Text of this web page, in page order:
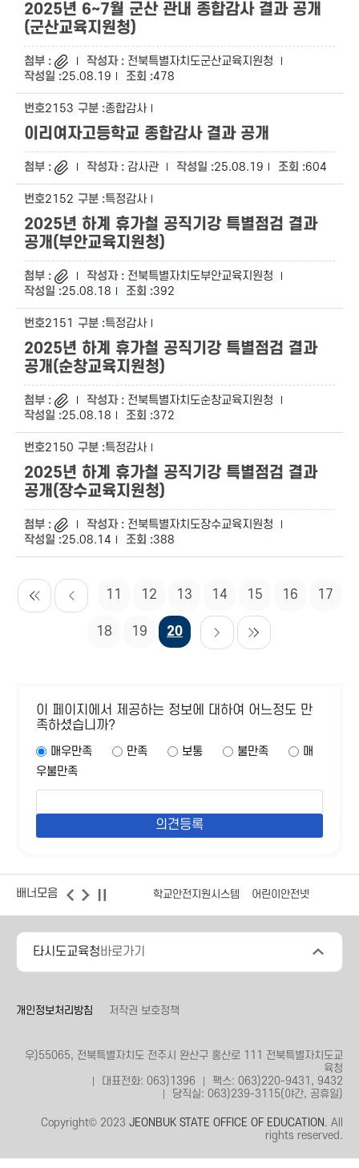
2025년 6~7월 군산 관내 종합감사 결과 공개
(군산교육지원청)
전북특별자치도군산교육지원청
25.08.19
478
2153 종합감사
이리여자고등학교 종합감사 결과 공개
감사관 25.08.19 604
2152 특정감사
2025년 하계 휴가철 공직기강 특별점검 결과
공개(부안교육지원청)
전북특별자치도부안교육지원청
25.08.18
392
2151 특정감사
2025년 하계 휴가철 공직기강 특별점검 결과
공개(순창교육지원청)
전북특별자치도순창교육지원청
25.08.18
372
2150 특정감사
2025년 하계 휴가철 공직기강 특별점검 결과
공개(장수교육지원청)
전북특별자치도장수교육지원청
25.08.14
388
11 12 13 14 15 16 17
18 19 20
이 페이지에서 제공하는 정보에 대하여 어느정도 만
족하셨습니까?
매우만족 만족 보통 불만족
매
우불만족
배너모음 학교안전지원시스템 어린이안전넷
타시도교육청 바로가기
개인정보처리방침 저작권 보호정책
우)55065, 전북특별자치도 전주시 완산구 홍산로 111 전북특별자치도교
육청
대표전화: 063)1396
팩스: 063)220-9431, 9432
당직실: 063)239-3115(야간, 공휴일)
Copyright© 2023 JEONBUK STATE OFFICE OF EDUCATION . All
rights reserved.